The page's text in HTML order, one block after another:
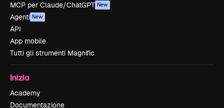
MCP per Claude/ChatGPT New
Agenti New
API
App mobile
Tutti gli strumenti Magnific
Inizia
Academy
Documentazione